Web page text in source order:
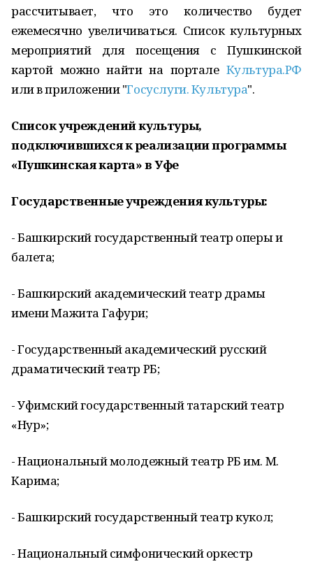
рассчитывает, что это количество будет
ежемесячно увеличиваться. Список культурных
мероприятий для посещения с Пушкинской
картой можно найти на портале Культура.РФ
или в приложении "Госуслуги. Культура".
Список учреждений культуры,
подключившихся к реализации программы
«Пушкинская карта» в Уфе
Государственные учреждения культуры:
- Башкирский государственный театр оперы и
балета;
- Башкирский академический театр драмы
имени Мажита Гафури;
- Государственный академический русский
драматический театр РБ;
- Уфимский государственный татарский театр
«Нур»;
- Национальный молодежный театр РБ им. М.
Карима;
- Башкирский государственный театр кукол;
- Национальный симфонический оркестр